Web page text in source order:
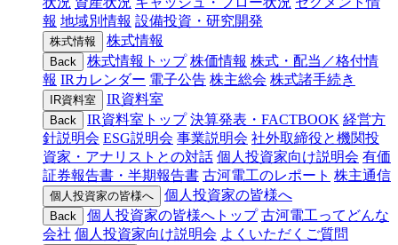
報 地域別情報 設備投資・研究開発
株式情報 株式情報
Back 株式情報トップ 株価情報 株式・配当／格付情
報 IRカレンダー 電子公告 株主総会 株式諸手続き
IR資料室 IR資料室
Back IR資料室トップ 決算発表・FACTBOOK 経営方
針説明会 ESG説明会 事業説明会 社外取締役と機関投
資家・アナリストとの対話 個人投資家向け説明会 有価
証券報告書・半期報告書 古河電工のレポート 株主通信
個人投資家の皆様へ 個人投資家の皆様へ
Back 個人投資家の皆様へトップ 古河電工ってどんな
会社 個人投資家向け説明会 よくいただくご質問